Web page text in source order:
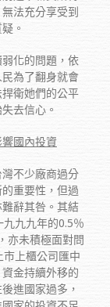
法充分享受到
。
化的問題，依
為了翻身就會
衛她們的公平
去信心。
國內投資
不少廠商過分
重要性，但過
辭其咎。其結
九九年的0.5％
亦未積極面對問
上櫃公司匯中
金持續外移的
進國家過多，